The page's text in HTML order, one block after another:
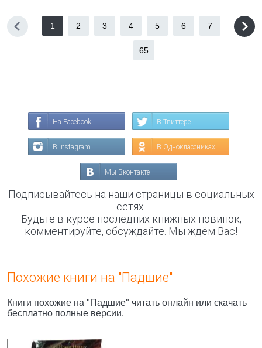
1 2 3 4 5 6 7
65
На Facebook В Твиттере
В Instagram В Одноклассниках
Мы Вконтакте
Подписывайтесь на наши страницы в социальных
сетях.
Будьте в курсе последних книжных новинок,
комментируйте, обсуждайте. Мы ждём Вас!
Похожие книги на "Падшие"
Книги похожие на "Падшие" читать онлайн или скачать
бесплатно полные версии.